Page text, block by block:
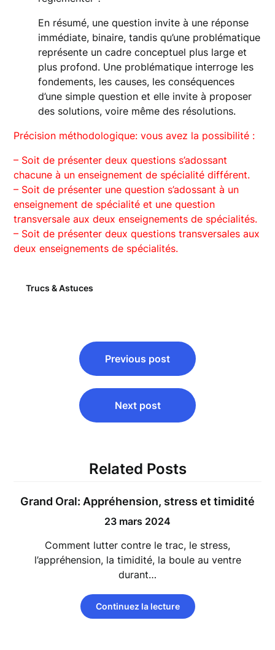
En résumé, une question invite à une réponse
immédiate, binaire, tandis qu’une problématique
représente un cadre conceptuel plus large et
plus profond. Une problématique interroge les
fondements, les causes, les conséquences
d’une simple question et elle invite à proposer
des solutions, voire même des résolutions.
Précision méthodologique: vous avez la possibilité :
– Soit de présenter deux questions s’adossant
chacune à un enseignement de spécialité différent.
– Soit de présenter une question s’adossant à un
enseignement de spécialité et une question
transversale aux deux enseignements de spécialités.
– Soit de présenter deux questions transversales aux
deux enseignements de spécialités.
Trucs & Astuces
Navigation
Previous post
Next post
Related Posts
Grand Oral: Appréhension, stress et timidité
23 mars 2024
Comment lutter contre le trac, le stress,
l’appréhension, la timidité, la boule au ventre
durant…
Continuez la lecture